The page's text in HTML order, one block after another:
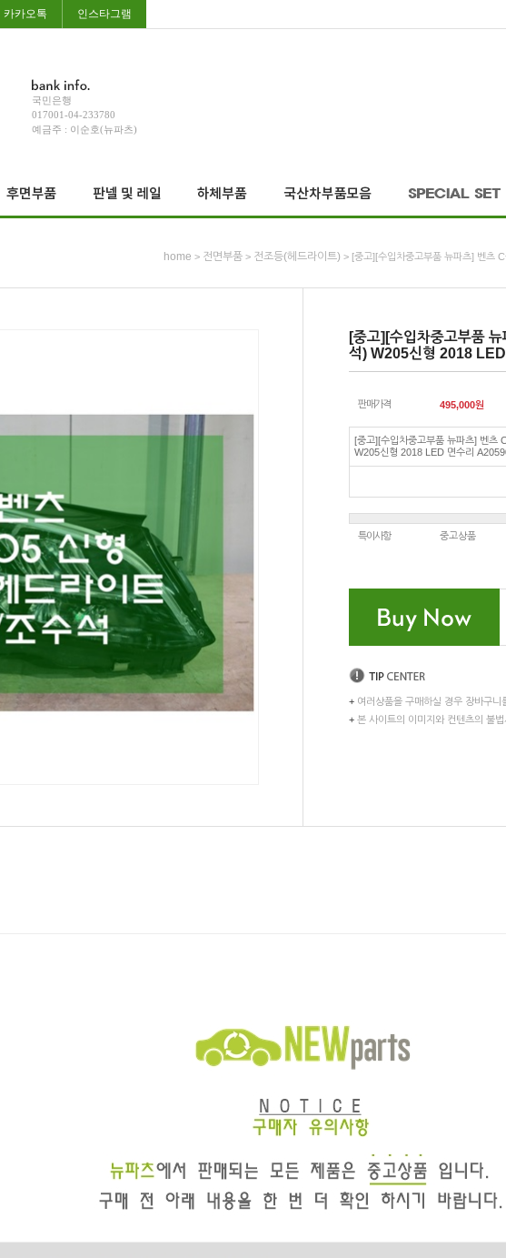
카카오톡 인스타그램
국민은행
017001-04-233780
예금주 : 이순호(뉴파츠)
home > 전면부품 > 전조등(헤드라이트) > [중고][수입차중고부품 뉴파츠] 벤츠
[중고][수입차중고부품
석) W205신형 2018
판매가격 495,000원
[중고][수입차중고부품 뉴파츠] 벤츠
W205신형 2018 LED 면수리
특이사항 중고상품
+ 여러상품을 구매하실 경우 장바구니
+ 본 사이트의 이미지와 컨텐츠의 불법